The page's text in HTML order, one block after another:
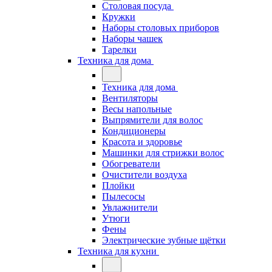
Столовая посуда
Кружки
Наборы столовых приборов
Наборы чашек
Тарелки
Техника для дома
Техника для дома
Вентиляторы
Весы напольные
Выпрямители для волос
Кондиционеры
Красота и здоровье
Машинки для стрижки волос
Обогреватели
Очистители воздуха
Плойки
Пылесосы
Увлажнители
Утюги
Фены
Электрические зубные щётки
Техника для кухни